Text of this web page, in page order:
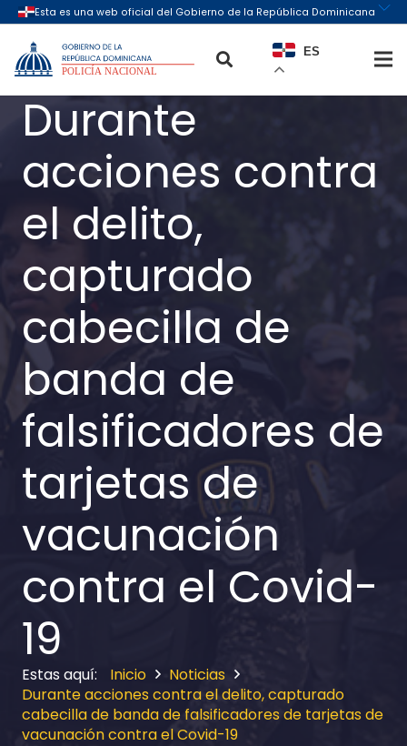
ES
Durante
acciones contra
el delito,
capturado
cabecilla de
banda de
falsificadores de
tarjetas de
vacunación
contra el Covid-
19
Inicio
Noticias
Durante acciones contra el delito, capturado
cabecilla de banda de falsificadores de tarjetas de
vacunación contra el Covid-19